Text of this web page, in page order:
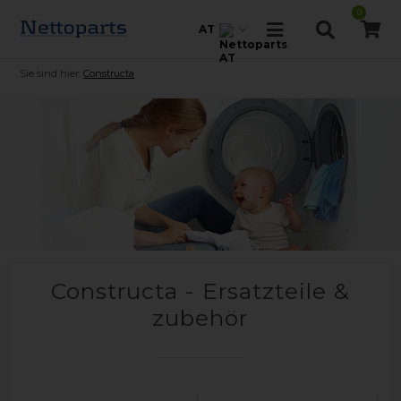
AT
0
Sie sind hier: Constructa
Constructa - Ersatzteile &
zubehör